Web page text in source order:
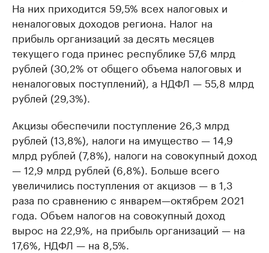
На них приходится 59,5% всех налоговых и
неналоговых доходов региона. Налог на
прибыль организаций за десять месяцев
текущего года принес республике 57,6 млрд
рублей (30,2% от общего объема налоговых и
неналоговых поступлений), а НДФЛ — 55,8 млрд
рублей (29,3%).
Акцизы обеспечили поступление 26,3 млрд
рублей (13,8%), налоги на имущество — 14,9
млрд рублей (7,8%), налоги на совокупный доход
— 12,9 млрд рублей (6,8%). Больше всего
увеличились поступления от акцизов — в 1,3
раза по сравнению с январем—октябрем 2021
года. Объем налогов на совокупный доход
вырос на 22,9%, на прибыль организаций — на
17,6%, НДФЛ — на 8,5%.